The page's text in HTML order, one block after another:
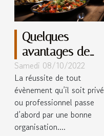
Quelques
avantages de
solliciter les
services d’un
traiteur pour vos
évènements
Samedi 08/10/2022
La réussite de tout
évènement qu’il soit privé
ou professionnel passe
d’abord par une bonne
organisation....